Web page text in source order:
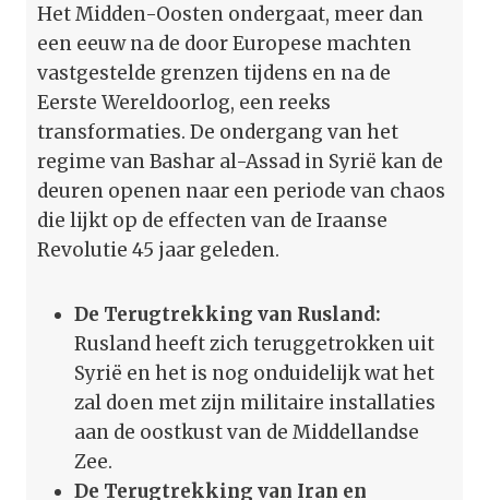
Het Midden-Oosten ondergaat, meer dan
een eeuw na de door Europese machten
vastgestelde grenzen tijdens en na de
Eerste Wereldoorlog, een reeks
transformaties. De ondergang van het
regime van Bashar al-Assad in Syrië kan de
deuren openen naar een periode van chaos
die lijkt op de effecten van de Iraanse
Revolutie 45 jaar geleden.
De Terugtrekking van Rusland:
Rusland heeft zich teruggetrokken uit
Syrië en het is nog onduidelijk wat het
zal doen met zijn militaire installaties
aan de oostkust van de Middellandse
Zee.
De Terugtrekking van Iran en